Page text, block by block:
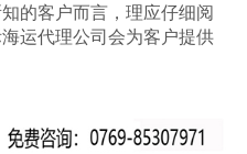
的客户而言，理应仔细阅
运代理公司会为客户提供